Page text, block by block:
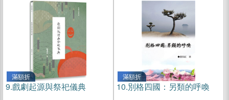
滿額折
9.戲劇起源與祭祀儀典
滿額折
10.別格四國：另類的呼喚